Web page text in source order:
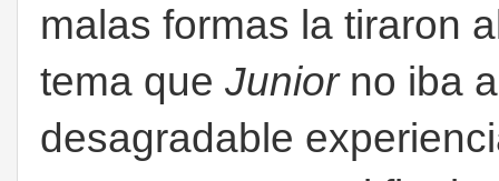
malas formas la tiraron
tema que Juniorno iba
desagradable